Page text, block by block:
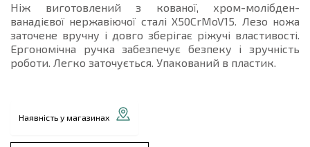
Ніж виготовлений з кованої, хром-молібден-
ванадієвої нержавіючої сталі X50CrMoV15. Лезо ножа
заточене вручну і довго зберігає ріжучі властивості.
Ергономічна ручка забезпечує безпеку і зручність
роботи. Легко заточується. Упакований в пластик.
Наявність у магазинах